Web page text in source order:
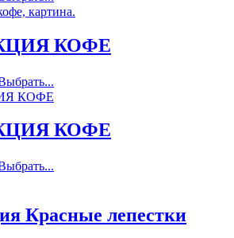
КОФЕ
КОФЕ
Красные лепестки